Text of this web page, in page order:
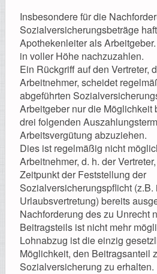
Insbesondere für die
Sozialversicherungsbeträge
Apothekenleiter als
in voller Höhe nachzuzahlen.
Ein Rückgriff auf den Vertreter,
Arbeitnehmer, scheidet
abgeführten
Arbeitgeber nur die Möglichkeit
drei folgenden
Arbeitsvergütung abzuziehen.
Dies ist regelmäßig nicht
Arbeitnehmer, d. h. der
Zeitpunkt der Feststellung der
Sozialversicherungspflicht (z.B.
Urlaubsvertretung) bereits
Nachforderung des zu Unrecht
Beitragsteils ist nicht mehr
Lohnabzug ist die einzig
Möglichkeit, den Beitragsanteil
Sozialversicherung zu erhalten.